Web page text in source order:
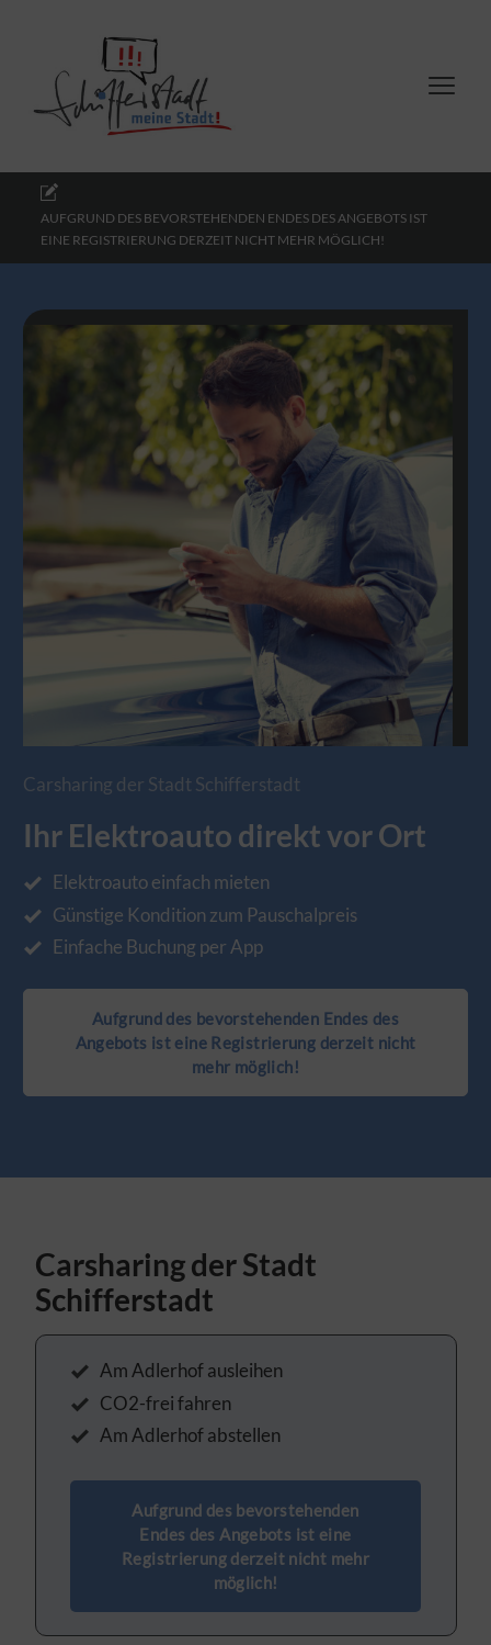
AUFGRUND DES BEVORSTEHENDEN ENDES DES ANGEBOTS IST
EINE REGISTRIERUNG DERZEIT NICHT MEHR MÖGLICH!
Carsharing der Stadt Schifferstadt
Ihr Elektroauto direkt vor Ort
Elektroauto einfach mieten
Günstige Kondition zum Pauschalpreis
Einfache Buchung per App
Aufgrund des bevorstehenden Endes des
Angebots ist eine Registrierung derzeit nicht
mehr möglich!
Carsharing der Stadt
Schifferstadt
Am Adlerhof ausleihen
CO2-frei fahren
Am Adlerhof abstellen
Aufgrund des bevorstehenden
Endes des Angebots ist eine
Registrierung derzeit nicht mehr
möglich!